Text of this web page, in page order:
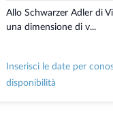
Allo Schwarzer Adler di
una dimensione di v...
Inserisci le date per
disponibilità